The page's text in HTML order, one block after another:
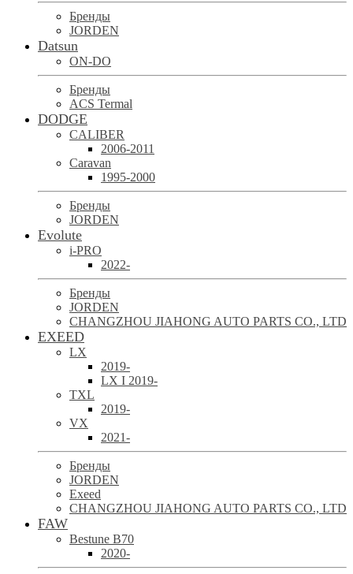
Бренды
JORDEN
Datsun
ON-DO
Бренды
ACS Termal
DODGE
CALIBER
2006-2011
Caravan
1995-2000
Бренды
JORDEN
Evolute
i-PRO
2022-
Бренды
JORDEN
CHANGZHOU JIAHONG AUTO PARTS CO., LTD
EXEED
LX
2019-
LX I 2019-
TXL
2019-
VX
2021-
Бренды
JORDEN
Exeed
CHANGZHOU JIAHONG AUTO PARTS CO., LTD
FAW
Bestune B70
2020-